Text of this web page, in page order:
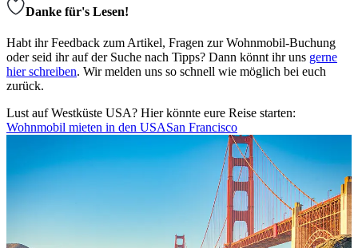
Danke für's Lesen!
Habt ihr Feedback zum Artikel, Fragen zur Wohnmobil-Buchung
oder seid ihr auf der Suche nach Tipps? Dann könnt ihr uns gerne
hier schreiben. Wir melden uns so schnell wie möglich bei euch
zurück.
Lust auf Westküste USA? Hier könnte eure Reise starten:
Wohnmobil mieten in den USASan Francisco